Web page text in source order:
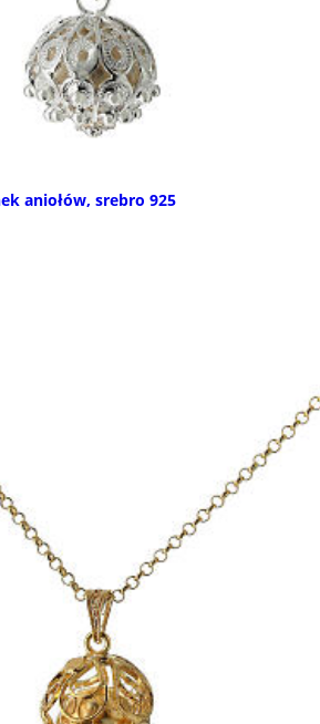
aniołów, srebro 925